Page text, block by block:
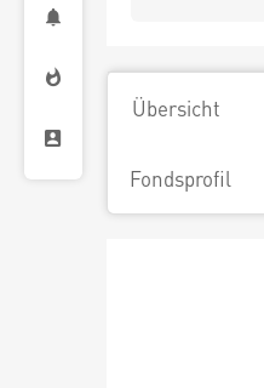
Übersicht
Fondsprofil